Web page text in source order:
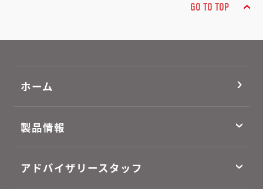
GO TO TOP
ホーム
製品情報
アドバイザリースタッフ